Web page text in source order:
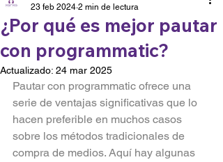
¿Por qué es mejor pautar
con programmatic?
23 feb 2024 2 min de lectura
Actualizado: 24 mar 2025
Pautar con programmatic ofrece una
serie de ventajas significativas que lo
hacen preferible en muchos casos
sobre los métodos tradicionales de
compra de medios. Aquí hay algunas